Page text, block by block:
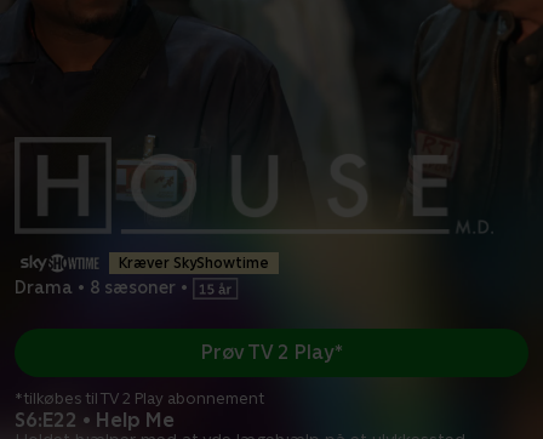
Kræver SkyShowtime
Drama • 8 sæsoner •
S6:E22 • Help Me
Prøv TV 2 Play*
*tilkøbes til TV 2 Play abonnement